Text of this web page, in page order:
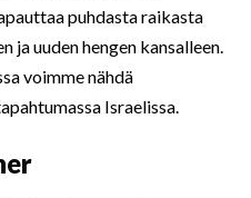
puhdasta raikasta
ja uuden hengen kansalleen.
voimme nähdä
Israelissa.